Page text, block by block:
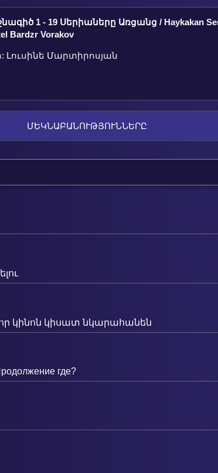
1 - 19 Սերիաները Առցանց / Haykakan
Bardzr Vorakov
Լուսինե Մարտիրոսյան
ՄԵԿՆԱԲԱՆՈՒԹՅՈՒՆՆԵՐԸ
որ կինոն կիսատ նկարահանեն
где?